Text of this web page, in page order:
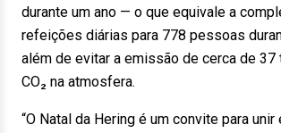
durante um ano — o que equivale a
refeições diárias para 778 pessoas
além de evitar a emissão de cerca de 37
CO₂ na atmosfera.
“O Natal da Hering é um convite para